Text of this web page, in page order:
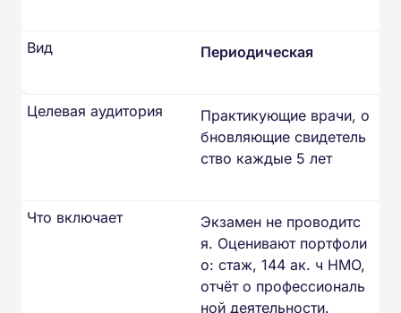
Периодическая
Вид
Практикующие врачи, о
бновляющие свидетель
ство каждые 5 лет
Целевая аудитория
Экзамен не проводитс
я. Оценивают портфоли
о: стаж, 144 ак. ч НМО,
отчёт о профессиональ
ной деятельности.
Что включает